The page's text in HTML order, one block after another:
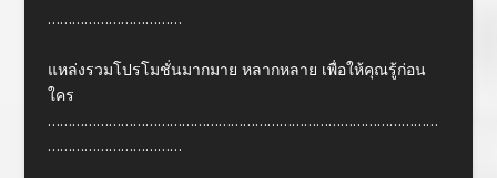
……………………………
แหล่งรวมโปรโมชั่นมากมาย หลากหลาย เพื่อให้คุณรู้ก่อน
ใคร
……………………………………………………………………………………
……………………………